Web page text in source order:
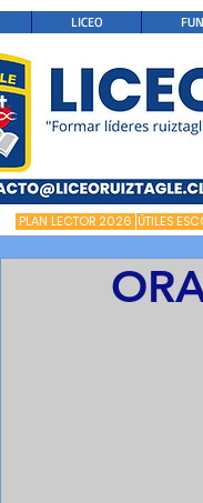
LICEO
PLAN LECTOR 2026 ÚTILES